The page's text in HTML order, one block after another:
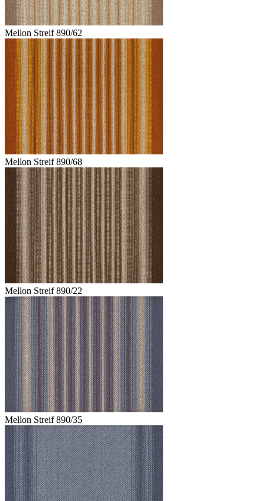
Mellon Streif 890/62
Mellon Streif 890/68
Mellon Streif 890/22
Mellon Streif 890/35